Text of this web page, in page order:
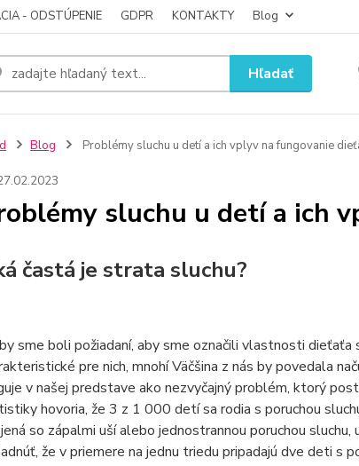
- ODSTÚPENIE GDPR KONTAKTY Blog
Hľadať
Blog Problémy sluchu u detí a ich vplyv na fungovanie
.02.2023
sluchu u detí a ich
častá je strata sluchu?
sme boli požiadaní, aby sme označili vlastnosti
pre nich, mnohí Väčšina z nás by povedala
v našej predstave ako nezvyčajný problém, ktorý
hovoria, že 3 z 1 000 detí sa rodia s poruchou
so zápalmi uší alebo jednostrannou poruchou
že v priemere na jednu triedu pripadajú dve deti s